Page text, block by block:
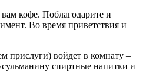
кофе. Поблагодарите и
Во время приветствия и
прислуги) войдет в комнату –
спиртные напитки и